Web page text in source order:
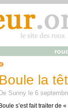
Boule la
De Sunnyle 6
s’est fait traiter de